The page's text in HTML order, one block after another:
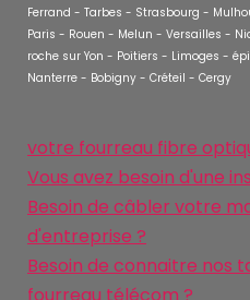
Ferrand - Tarbes - Strasbourg -
Paris - Rouen - Melun - Versailles -
roche sur Yon - Poitiers - Limoges -
Nanterre - Bobigny - Créteil - Cergy
votre fourreau fibre
Vous avez besoin d'une
Besoin de câbler votre
d'entreprise ?
Besoin de connaitre nos